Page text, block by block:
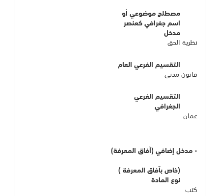
مصطلح موضوعي أو
اسم جغرافي كعنصر
مدخل
نظرية الحق
التقسيم الفرعي العام
قانون مدني
التقسيم الفرعي
الجغرافي
عمان
- مدخل إضافي (آفاق المعرفة)
(خاص بآفاق المعرفة )
نوع المادة
كتب